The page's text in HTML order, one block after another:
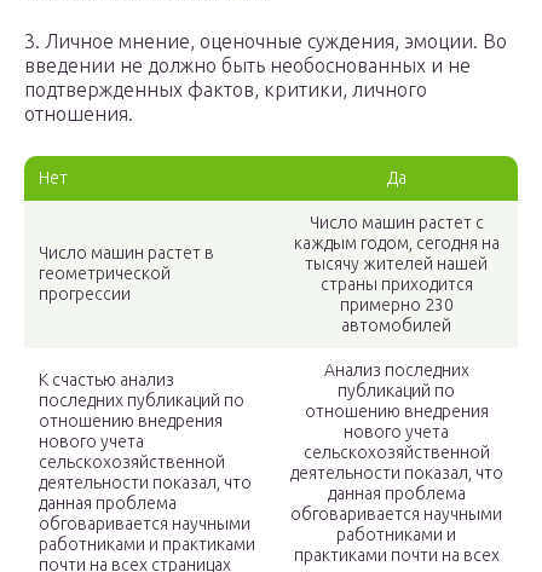
3. Личное мнение, оценочные суждения, эмоции. Во
введении не должно быть необоснованных и не
подтвержденных фактов, критики, личного
отношения.
Нет Да
Число машин растет в
геометрической
прогрессии
Число машин растет с
каждым годом, сегодня на
тысячу жителей нашей
страны приходится
примерно 230
автомобилей
К счастью анализ
последних публикаций по
отношению внедрения
нового учета
сельскохозяйственной
деятельности показал, что
данная проблема
обговаривается научными
работниками и практиками
почти на всех страницах
Анализ последних
публикаций по
отношению внедрения
нового учета
сельскохозяйственной
деятельности показал, что
данная проблема
обговаривается научными
работниками и
практиками почти на всех